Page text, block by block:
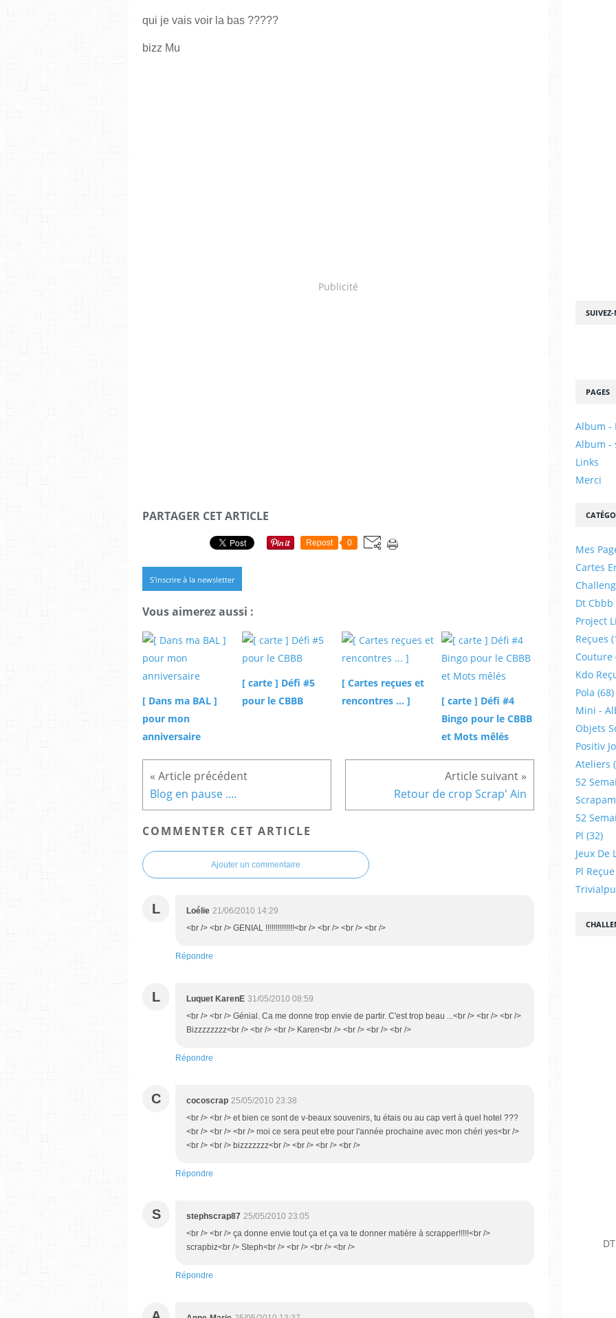
qui je vais voir la bas ?????
bizz Mu
Publicité
PARTAGER CET ARTICLE
Repost 0
S'inscrire à la newsletter
Vous aimerez aussi :
[ Dans ma BAL ]
pour mon
anniversaire
[ carte ] Défi #5
pour le CBBB
[ Cartes reçues et
rencontres ... ]
[ carte ] Défi #4
Bingo pour le CBBB
et Mots mêlés
Blog en pause .... Retour de crop Scrap' Ain
COMMENTER CET ARTICLE
Ajouter un commentaire
L Loélie 21/06/2010 14:29
<br /> <br /> GENIAL !!!!!!!!!!!!!!<br /> <br /> <br /> <br />
Répondre
L Luquet KarenE 31/05/2010 08:59
<br /> <br /> Génial. Ca me donne trop envie de partir. C'est trop beau ...<br /> <br /> <br />
Bizzzzzzzz<br /> <br /> <br /> Karen<br /> <br /> <br /> <br />
Répondre
C cocoscrap 25/05/2010 23:38
<br /> <br /> et bien ce sont de v-beaux souvenirs, tu étais ou au cap vert à quel hotel ???
<br /> <br /> <br /> moi ce sera peut etre pour l'année prochaine avec mon chéri yes<br />
<br /> <br /> bizzzzzzz<br /> <br /> <br /> <br />
Répondre
S stephscrap87 25/05/2010 23:05
<br /> <br /> ça donne envie tout ça et ça va te donner matière à scrapper!!!!!<br />
scrapbiz<br /> Steph<br /> <br /> <br /> <br />
Répondre
PAGES
Album -
Album -
Links
Merci
Mes
Cartes
Dt Cbbb
Project
Reçues
Couture
Kdo
Pola (68)
Mini -
Objets
Positiv
Ateliers
52
52
Pl (32)
Jeux De
Pl Reçue